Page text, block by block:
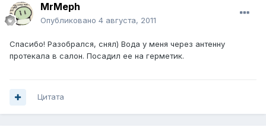
MrMeph
Опубликовано 4 августа, 2011
Спасибо! Разобрался, снял) Вода у меня через антенну
протекала в салон. Посадил ее на герметик.
Цитата